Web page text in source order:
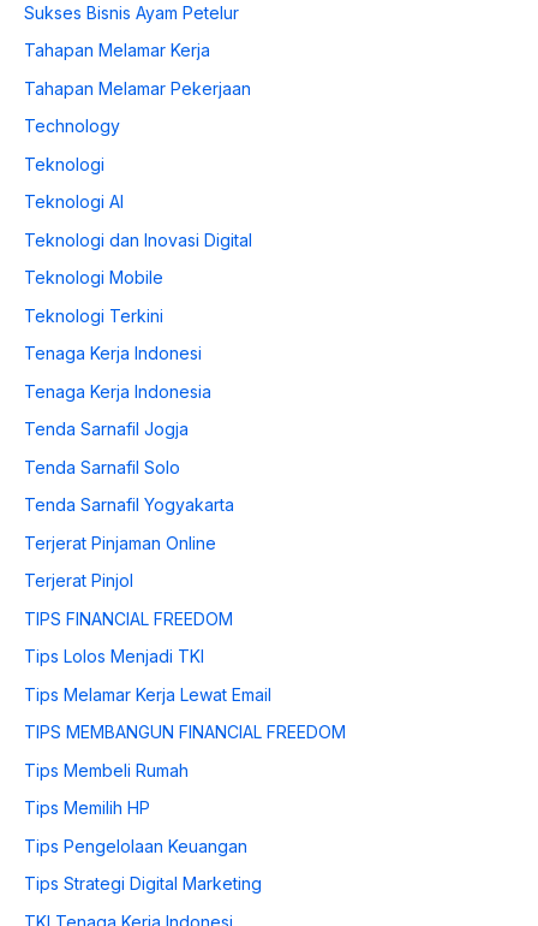
Sukses Bisnis Ayam Petelur
Tahapan Melamar Kerja
Tahapan Melamar Pekerjaan
Technology
Teknologi
Teknologi AI
Teknologi dan Inovasi Digital
Teknologi Mobile
Teknologi Terkini
Tenaga Kerja Indonesi
Tenaga Kerja Indonesia
Tenda Sarnafil Jogja
Tenda Sarnafil Solo
Tenda Sarnafil Yogyakarta
Terjerat Pinjaman Online
Terjerat Pinjol
TIPS FINANCIAL FREEDOM
Tips Lolos Menjadi TKI
Tips Melamar Kerja Lewat Email
TIPS MEMBANGUN FINANCIAL FREEDOM
Tips Membeli Rumah
Tips Memilih HP
Tips Pengelolaan Keuangan
Tips Strategi Digital Marketing
TKI Tenaga Kerja Indonesi